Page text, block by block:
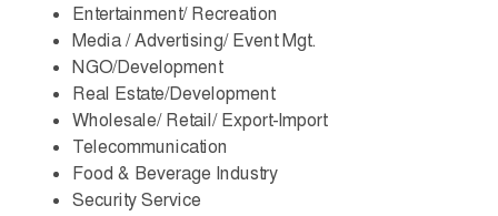
Entertainment/ Recreation
Media / Advertising/ Event Mgt.
NGO/Development
Real Estate/Development
Wholesale/ Retail/ Export-Import
Telecommunication
Food & Beverage Industry
Security Service